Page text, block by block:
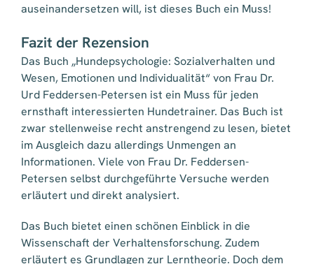
auseinandersetzen will, ist dieses Buch ein Muss!
Fazit der Rezension
Das Buch „Hundepsychologie: Sozialverhalten und
Wesen, Emotionen und Individualität“ von Frau Dr.
Urd Feddersen-Petersen ist ein Muss für jeden
ernsthaft interessierten Hundetrainer. Das Buch ist
zwar stellenweise recht anstrengend zu lesen, bietet
im Ausgleich dazu allerdings Unmengen an
Informationen. Viele von Frau Dr. Feddersen-
Petersen selbst durchgeführte Versuche werden
erläutert und direkt analysiert.
Das Buch bietet einen schönen Einblick in die
Wissenschaft der Verhaltensforschung. Zudem
erläutert es Grundlagen zur Lerntheorie. Doch dem